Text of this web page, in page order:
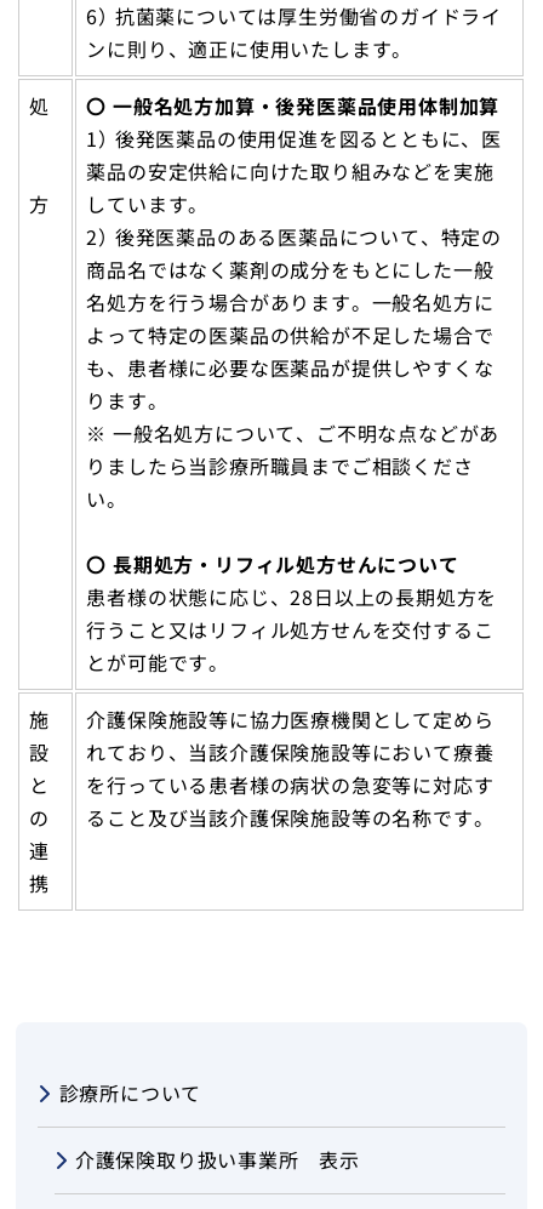
6） 抗菌薬については厚生労働省のガイドライ
ンに則り、適正に使用いたします。
処
方
〇 一般名処方加算・後発医薬品使用体制加算
1） 後発医薬品の使用促進を図るとともに、医
薬品の安定供給に向けた取り組みなどを実施
しています。
2） 後発医薬品のある医薬品について、特定の
商品名ではなく薬剤の成分をもとにした一般
名処方を行う場合があります。一般名処方に
よって特定の医薬品の供給が不足した場合で
も、患者様に必要な医薬品が提供しやすくな
ります。
※ 一般名処方について、ご不明な点などがあ
りましたら当診療所職員までご相談くださ
い。
〇 長期処方・リフィル処方せんについて
患者様の状態に応じ、28日以上の長期処方を
行うこと又はリフィル処方せんを交付するこ
とが可能です。
施
設
と
の
連
携
介護保険施設等に協力医療機関として定めら
れており、当該介護保険施設等において療養
を行っている患者様の病状の急変等に対応す
ること及び当該介護保険施設等の名称です。
診療所について
介護保険取り扱い事業所 表示